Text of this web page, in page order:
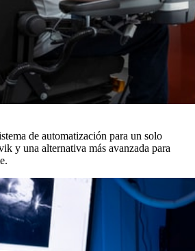
de automatización para un solo
y una alternativa más avanzada para